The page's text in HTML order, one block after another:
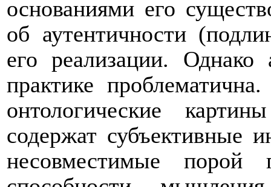
основаниями его
об аутентичности
его реализации. Однако
практике
онтологические
содержат субъективные
несовместимые